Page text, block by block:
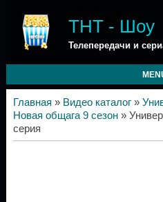
ТНТ - Шоу
Телепередачи и
Главная » Видео каталог»
Новая общага 9 сезон»
серия